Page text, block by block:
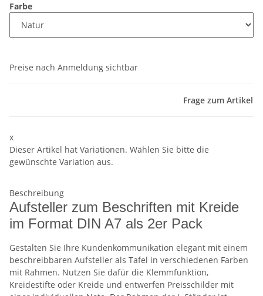
Farbe
Preise nach Anmeldung sichtbar
Frage zum Artikel
x
Dieser Artikel hat Variationen. Wählen Sie bitte die
gewünschte Variation aus.
Beschreibung
Aufsteller zum Beschriften mit Kreide
im Format DIN A7 als 2er Pack
Gestalten Sie Ihre Kundenkommunikation elegant mit einem
beschreibbaren Aufsteller als Tafel in verschiedenen Farben
mit Rahmen. Nutzen Sie dafür die Klemmfunktion,
Kreidestifte oder Kreide und entwerfen Preisschilder mit